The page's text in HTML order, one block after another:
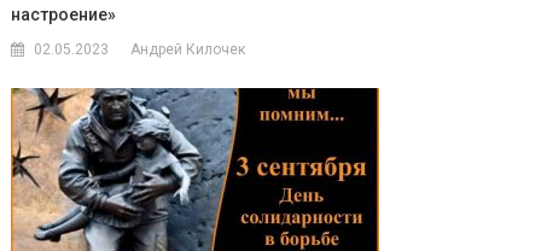
настроение»
02.05.2023 Андрей Килочек